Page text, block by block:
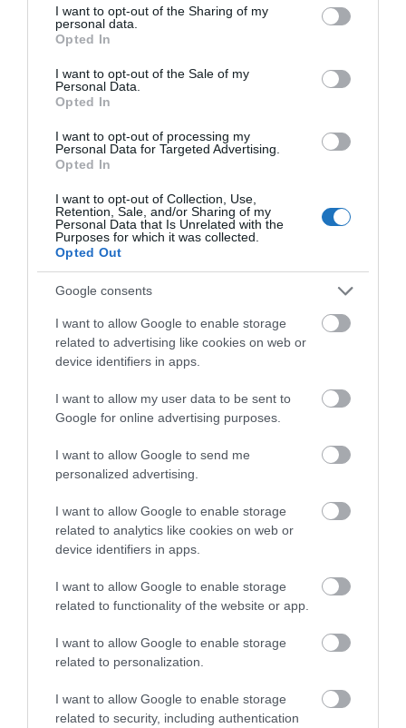
not limited to your visit or usage behaviour. You may click to
grant or deny consent to Google and its third-party tags to
use your data for below specified purposes in below Google
consent section.
I want to opt-out of the Sharing of my
personal data.
Opted In
I want to opt-out of the Sale of my
Personal Data.
Opted In
I want to opt-out of processing my
Personal Data for Targeted Advertising.
Opted In
I want to opt-out of Collection, Use,
Retention, Sale, and/or Sharing of my
Personal Data that Is Unrelated with the
Purposes for which it was collected.
Opted Out
Google consents
I want to allow Google to enable storage
related to advertising like cookies on web or
device identifiers in apps.
I want to allow my user data to be sent to
Google for online advertising purposes.
I want to allow Google to send me
personalized advertising.
I want to allow Google to enable storage
related to analytics like cookies on web or
device identifiers in apps.
I want to allow Google to enable storage
related to functionality of the website or app.
I want to allow Google to enable storage
related to personalization.
I want to allow Google to enable storage
related to security, including authentication
FivePine Lodge and Spa – Sisters, Oregon,
Amerikai Egyesült Államok
La Siesta Hoi An Resort & Spa – Hoi An, Vietnám
Abigail’s Hotel – Vancouver-sziget, Kanada
Bucuti & Tara Beach Resort Aruba – Palm – Eagle
Beach, Aruba
Magyarország
La Sinfonía del Rey Hotel & Spa – Hanoi, Vietnám
Hol található a Hotel Moments Budapest?
A Hotel Moments Budapest a budapesti Andrássy
úton található, néhány perc sétára a Szent István-
Ferenc tértől.
Miért fontos ez a magyar turizmus
számára?